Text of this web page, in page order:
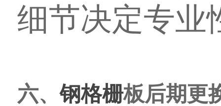
细节决定专业
六、钢格栅板后期更